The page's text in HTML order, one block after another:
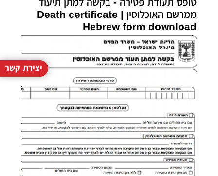
טופס תעודת פטירה - בקשה למתן תיעוד
ממרשם האוכלוסין | Death certificate
Hebrew form download
יצירת קשר